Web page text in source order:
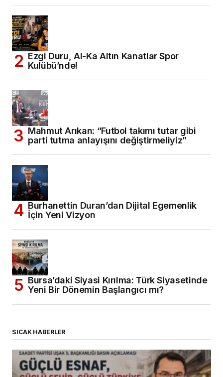
Ezgi Duru, Al-Ka Altın Kanatlar Spor
Kulübü’nde!
Mahmut Arıkan: “Futbol takımı tutar gibi
parti tutma anlayışını değiştirmeliyiz”
Burhanettin Duran’dan Dijital Egemenlik
İçin Yeni Vizyon
Bursa’daki Siyasi Kırılma: Türk Siyasetinde
Yeni Bir Dönemin Başlangıcı mı?
SICAK HABERLER